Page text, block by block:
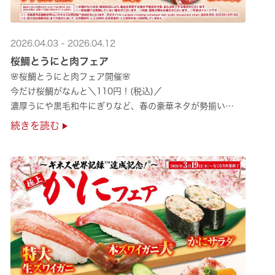
2026.04.03 - 2026.04.12
桜鯛とうにと肉フェア
🌸桜鯛とうにと肉フェア開催🌸
今だけ桜鯛がなんと＼110円！(税込)／
濃厚うにや黒毛和牛にぎりなど、春の豪華ネタが勢揃い
是非お越しください✨
続きを読む